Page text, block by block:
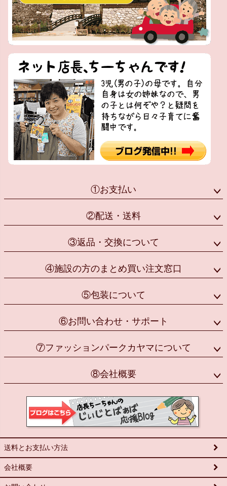
①お支払い
②配送・送料
③返品・交換について
④施設の方のまとめ買い注文窓口
⑤包装について
⑥お問い合わせ・サポート
⑦ファッションパークカヤマについて
⑧会社概要
送料とお支払い方法
会社概要